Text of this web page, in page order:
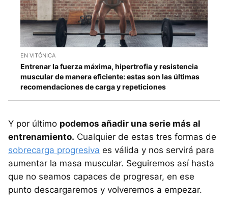
EN VITÓNICA
Entrenar la fuerza máxima, hipertrofia y resistencia
muscular de manera eficiente: estas son las últimas
recomendaciones de carga y repeticiones
Y por último podemos añadir una serie más al
entrenamiento. Cualquier de estas tres formas de
sobrecarga progresiva es válida y nos servirá para
aumentar la masa muscular. Seguiremos así hasta
que no seamos capaces de progresar, en ese
punto descargaremos y volveremos a empezar.